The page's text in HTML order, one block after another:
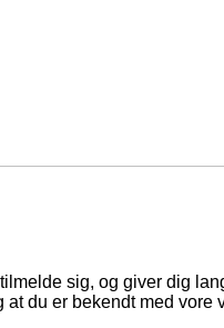
sig, og giver dig
du er bekendt med